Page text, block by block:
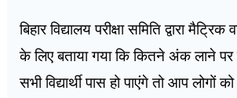
बिहार विद्यालय परीक्षा समिति द्वारा मैट्रिक
के लिए बताया गया कि कितने अंक लाने
सभी विद्यार्थी पास हो पाएंगे तो आप लोगों